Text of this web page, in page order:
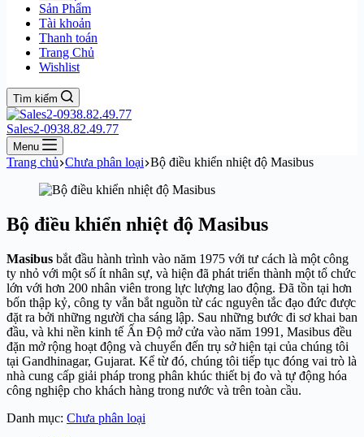
Sản Phẩm
Tài khoản
Thanh toán
Trang Chủ
Wishlist
Tìm kiếm
Sales2-0938.82.49.77
Menu
Trang chủ Chưa phân loại Bộ điều khiển nhiệt độ Masibus
Bộ điều khiển nhiệt độ Masibus
Masibus bắt đầu hành trình vào năm 1975 với tư cách là một công
ty nhỏ với một số ít nhân sự, và hiện đã phát triển thành một tổ chức
lớn với hơn 200 nhân viên trong lực lượng lao động. Đã tồn tại hơn
bốn thập kỷ, công ty vẫn bắt nguồn từ các nguyên tắc đạo đức được
đặt ra bởi những người cha sáng lập. Sau những bước đi sơ khai ban
đầu, và khi nền kinh tế Ấn Độ mở cửa vào năm 1991, Masibus đều
đặn mở rộng hoạt động và chuyển đến trụ sở hiện tại của chúng tôi
tại Gandhinagar, Gujarat. Kể từ đó, chúng tôi tiếp tục đóng vai trò là
nhà cung cấp giải pháp trong phân khúc thiết bị đo và tự động hóa
công nghiệp cho khách hàng trong nước và trên toàn cầu.
Danh mục: Chưa phân loại